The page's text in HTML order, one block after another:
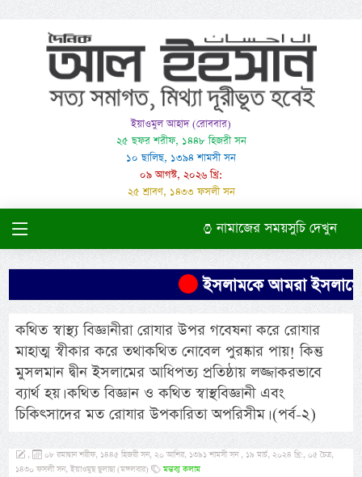
ইয়াওমুল আহাদ (রোববার)
২৫ ছফর শরীফ, ১৪৪৮ হিজরী সন
১০ ছালিছ, ১৩৯৪ শামসী সন
০৯ আগস্ট, ২০২৬ খ্রি:
২৫ শ্রাবণ, ১৪৩৩ ফসলী সন
নামাজের সময়সুচি দেখুন
ইসলামকে আমরা ইসলামের
কথিত স্বাস্থ্য বিজ্ঞানীরা রোযার উপর গবেষনা করে রোযার
মাহাত্ম স্বীকার করে তথাকথিত নোবেল পুরষ্কার পায়! কিন্তু
মুসলমান দ্বীন ইসলামের আধিপত্য প্রতিষ্ঠায় লজ্জাকরভাবে
ব্যার্থ হয়। কথিত বিজ্ঞান ও কথিত স্বাস্থবিজ্ঞানী এবং
চিকিৎসাদের মত রোযার উপকারিতা অপরিসীম। (পর্ব-২)
,
০৮ রমাদ্বান শরীফ, ১৪৪৫ হিজরী সন, ২০ আশির, ১৩৯১ শামসী সন , ১৯ মার্চ, ২০২৪ খ্রি:, ০৫ চৈত্র,
১৪৩০ ফসলী সন, ইয়াওমুছ ছুলাছা (মঙ্গলবার)
মন্তব্য কলাম